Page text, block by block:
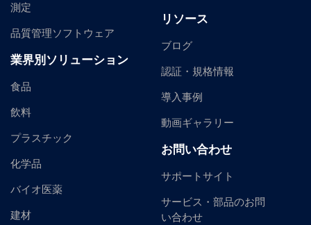
測定
品質管理ソフトウェア
業界別ソリューション
食品
飲料
プラスチック
化学品
バイオ医薬
建材
リソース
ブログ
認証・規格情報
導入事例
動画ギャラリー
お問い合わせ
サポートサイト
サービス・部品のお問
い合わせ